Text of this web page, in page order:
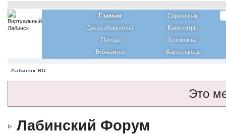
Главная
Справочная
Доска объявлений
Кинотеатры
Погода
Автовокзал
Веб-камера
Карта города
Лабинск.RU
Это
Лабинский Форум